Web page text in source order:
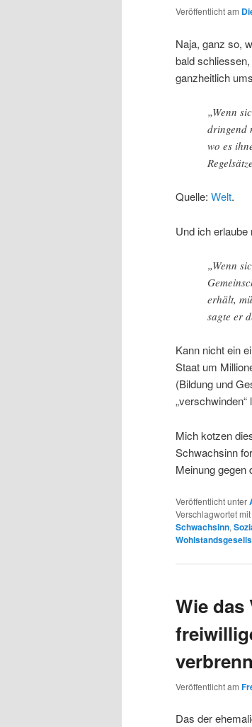
Veröffentlicht am
Naja, ganz so,
bald
ganzheitlich
„Wenn
dringend
wo es
Quelle: Welt.
Und ich
„Wenn
erhält,
sagte er
Kann nicht ein
Staat um
(Bildung und
Mich kotzen
Schwachsinn
Meinung gegen
Veröffentlicht unter
Verschlagwortet mit
Schwachsinn,
Wie
Veröffentlicht am
Das der